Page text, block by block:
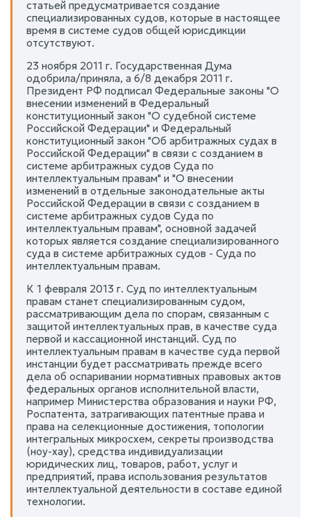
статьей предусматривается создание
специализированных судов, которые в настоящее
время в системе судов общей юрисдикции
отсутствуют.
23 ноября 2011 г. Государственная Дума
одобрила/приняла, а 6/8 декабря 2011 г.
Президент РФ подписал Федеральные законы "О
внесении изменений в Федеральный
конституционный закон "О судебной системе
Российской Федерации" и Федеральный
конституционный закон "Об арбитражных судах в
Российской Федерации" в связи с созданием в
системе арбитражных судов Суда по
интеллектуальным правам" и "О внесении
изменений в отдельные законодательные акты
Российской Федерации в связи с созданием в
системе арбитражных судов Суда по
интеллектуальным правам", основной задачей
которых является создание специализированного
суда в системе арбитражных судов - Суда по
интеллектуальным правам.
К 1 февраля 2013 г. Суд по интеллектуальным
правам станет специализированным судом,
рассматривающим дела по спорам, связанным с
защитой интеллектуальных прав, в качестве суда
первой и кассационной инстанций. Суд по
интеллектуальным правам в качестве суда первой
инстанции будет рассматривать прежде всего
дела об оспаривании нормативных правовых актов
федеральных органов исполнительной власти,
например Министерства образования и науки РФ,
Роспатента, затрагивающих патентные права и
права на селекционные достижения, топологии
интегральных микросхем, секреты производства
(ноу-хау), средства индивидуализации
юридических лиц, товаров, работ, услуг и
предприятий, права использования результатов
интеллектуальной деятельности в составе единой
технологии.